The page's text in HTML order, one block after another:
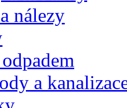
nálezy
a